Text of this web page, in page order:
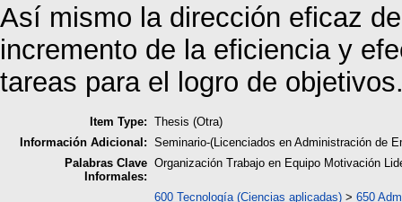
Así mismo la dirección eficaz
incremento de la eficiencia y
tareas para el logro de
Item Type: Thesis (Otra)
Información Adicional: Seminario-(Licenciados en Administración de
Palabras Clave
Informales:
Organización Trabajo en Equipo Motivación
600 Tecnología (Ciencias aplicadas) > 650